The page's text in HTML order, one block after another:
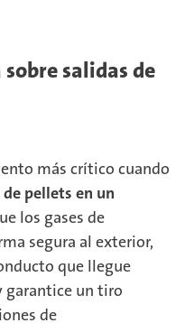
salidas de
más crítico cuando
pellets en un
los gases de
segura al exterior,
que llegue
garantice un tiro
de